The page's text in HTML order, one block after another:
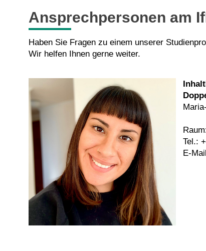
Ansprechpersonen am
Haben Sie Fragen zu einem unserer
Wir helfen Ihnen gerne weiter.
Tel.:
E-